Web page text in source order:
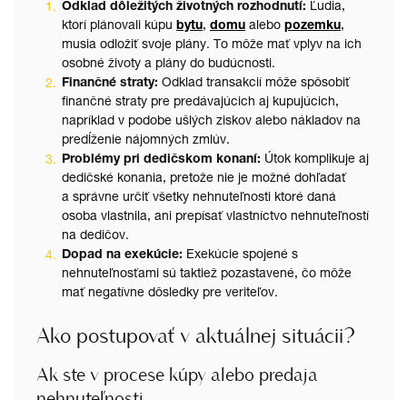
Odklad dôležitých životných rozhodnutí: Ľudia,
ktorí plánovali kúpu bytu, domu alebo pozemku,
musia odložiť svoje plány. To môže mať vplyv na ich
osobné životy a plány do budúcnosti.
Finančné straty: Odklad transakcií môže spôsobiť
finančné straty pre predávajúcich aj kupujúcich,
napríklad v podobe ušlých ziskov alebo nákladov na
predĺženie nájomných zmlúv.
Problémy pri dedičskom konaní: Útok komplikuje aj
dedičské konania, pretože nie je možné dohľadať
a správne určiť všetky nehnuteľnosti ktoré daná
osoba vlastnila, ani prepísať vlastníctvo nehnuteľností
na dedičov.
Dopad na exekúcie: Exekúcie spojené s
nehnuteľnosťami sú taktiež pozastavené, čo môže
mať negatívne dôsledky pre veriteľov.
Ako postupovať v aktuálnej situácii?
Ak ste v procese kúpy alebo predaja